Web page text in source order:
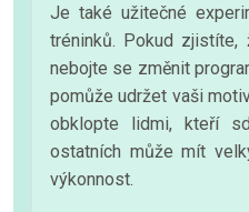
Je také užitečné
tréninků. Pokud zjistíte,
nebojte se změnit
pomůže udržet vaši
obklopte lidmi, kteří
ostatních může mít
výkonnost.